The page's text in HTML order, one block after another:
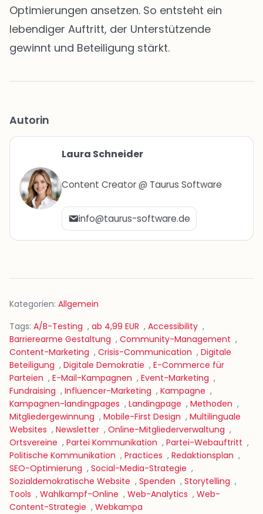
Optimierungen ansetzen. So entsteht ein
lebendiger Auftritt, der Unterstützende
gewinnt und Beteiligung stärkt.
Autorin
Laura Schneider
Content Creator @ Taurus Software
info@taurus-software.de
Kategorien: Allgemein
Tags: A/B-Testing , ab 4,99 EUR , Accessibility ,
Barrierearme Gestaltung , Community-Management ,
Content-Marketing , Crisis-Communication , Digitale
Beteiligung , Digitale Demokratie , E-Commerce für
Parteien , E-Mail-Kampagnen , Event-Marketing ,
Fundraising , Influencer-Marketing , Kampagne ,
Kampagnen-landingpages , Landingpage , Methoden ,
Mitgliedergewinnung , Mobile-First Design , Multilinguale
Websites , Newsletter , Online-Mitgliederverwaltung ,
Ortsvereine , Partei Kommunikation , Partei-Webauftritt ,
Politische Kommunikation , Practices , Redaktionsplan ,
SEO-Optimierung , Social-Media-Strategie ,
Sozialdemokratische Website , Spenden , Storytelling ,
Tools , Wahlkampf-Online , Web-Analytics , Web-
Content-Strategie , Webkampa